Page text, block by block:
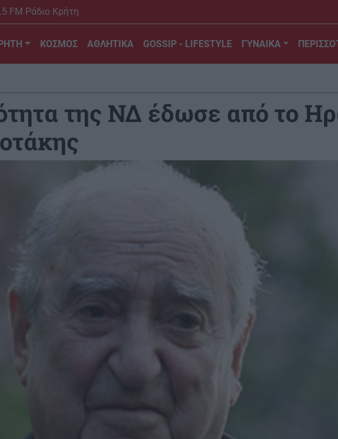
FM Ράδιο Κρήτη
ΚΟΣΜΟΣ ΑΘΛΗΤΙΚΑ GOSSIP - LIFESTYLE ΓΥΝΑΙΚΑ
της ΝΔ έδωσε από το